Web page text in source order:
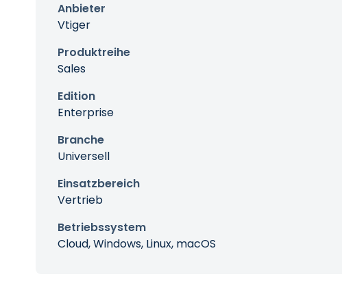
Anbieter
Vtiger
Produktreihe
Sales
Edition
Enterprise
Branche
Universell
Einsatzbereich
Vertrieb
Betriebssystem
Cloud, Windows, Linux, macOS